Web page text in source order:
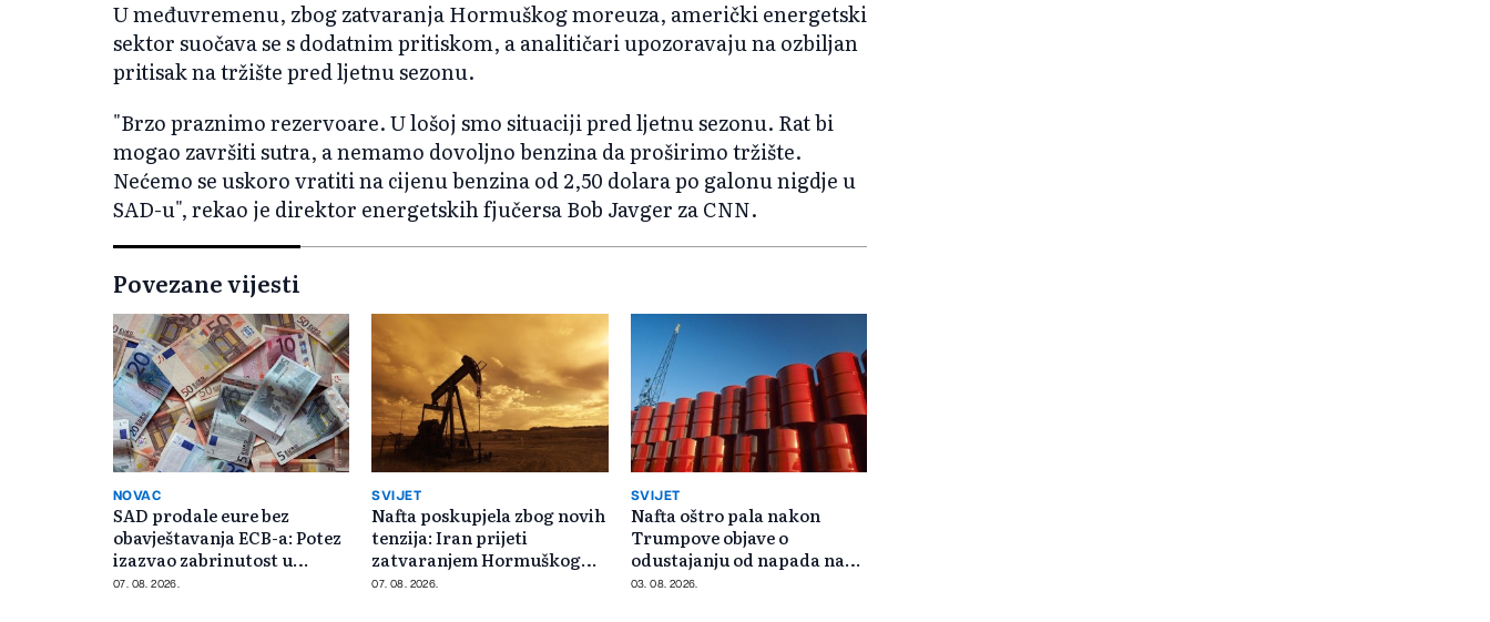
U međuvremenu, zbog zatvaranja Hormuškog moreuza, američki energetski
sektor suočava se s dodatnim pritiskom, a analitičari upozoravaju na ozbiljan
pritisak na tržište pred ljetnu sezonu.
"Brzo praznimo rezervoare. U lošoj smo situaciji pred ljetnu sezonu. Rat bi
mogao završiti sutra, a nemamo dovoljno benzina da proširimo tržište.
Nećemo se uskoro vratiti na cijenu benzina od 2,50 dolara po galonu nigdje u
SAD-u", rekao je direktor energetskih fjučersa Bob Javger za CNN.
Povezane vijesti
NOVAC
SAD prodale eure bez
obavještavanja ECB-a: Potez
izazvao zabrinutost u
Evropi
07. 08. 2026.
SVIJET
Nafta poskupjela zbog novih
tenzija: Iran prijeti
zatvaranjem Hormuškog
moreuza
07. 08. 2026.
SVIJET
Nafta oštro pala nakon
Trumpove objave o
odustajanju od napada na
Iran
03. 08. 2026.